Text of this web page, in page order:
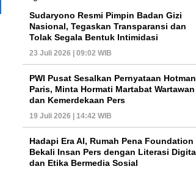
Sudaryono Resmi Pimpin Badan Gizi
Nasional, Tegaskan Transparansi dan
Tolak Segala Bentuk Intimidasi
23 Juli 2026 | 09:02 WIB
PWI Pusat Sesalkan Pernyataan Hotman
Paris, Minta Hormati Martabat Wartawan
dan Kemerdekaan Pers
19 Juli 2026 | 14:42 WIB
Hadapi Era AI, Rumah Pena Foundation
Bekali Insan Pers dengan Literasi
dan Etika Bermedia Sosial